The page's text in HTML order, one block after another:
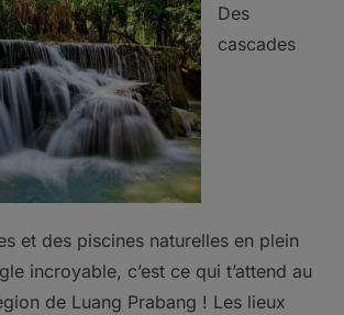
Des
cascades
et des piscines naturelles en plein
incroyable, c’est ce qui t’attend au
de Luang Prabang ! Les lieux